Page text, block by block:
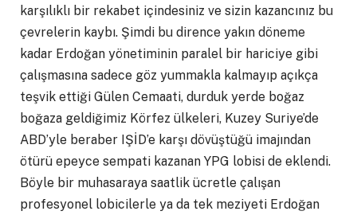
karşılıklı bir rekabet içindesiniz ve sizin kazancınız bu
çevrelerin kaybı. Şimdi bu dirence yakın döneme
kadar Erdoğan yönetiminin paralel bir hariciye gibi
çalışmasına sadece göz yummakla kalmayıp açıkça
teşvik ettiği Gülen Cemaati, durduk yerde boğaz
boğaza geldiğimiz Körfez ülkeleri, Kuzey Suriye’de
ABD’yle beraber IŞİD’e karşı dövüştüğü imajından
ötürü epeyce sempati kazanan YPG lobisi de eklendi.
Böyle bir muhasaraya saatlik ücretle çalışan
profesyonel lobicilerle ya da tek meziyeti Erdoğan